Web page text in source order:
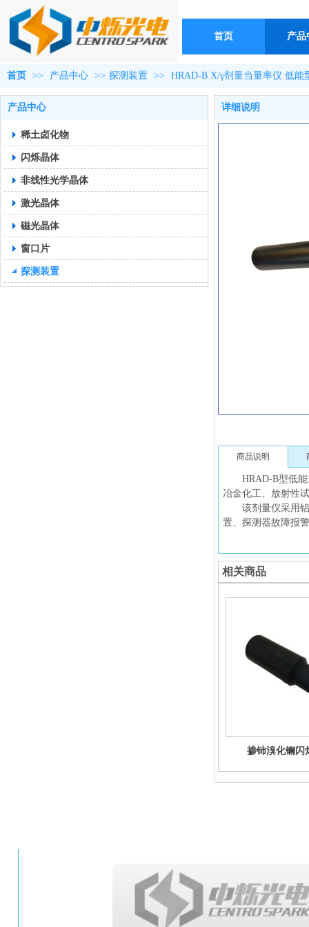
首页 产品
首页 >> 产品中心 >> 探测装置 >> HRAD-B X/γ剂量当量率仪 低能
产品中心
稀土卤化物
闪烁晶体
非线性光学晶体
激光晶体
磁光晶体
窗口片
探测装置
详细说明
商品说明
HRAD-B型低能X/
冶金化工、放射性
该剂量仪采用铝
置、探测器故障报
相关商品
掺铈溴化镧闪